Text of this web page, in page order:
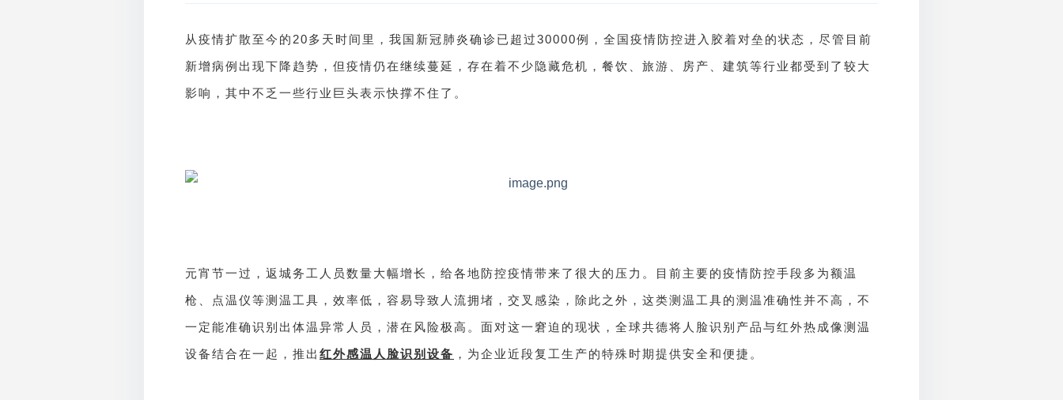
从疫情扩散至今的 20多天时间里， 我国新冠肺炎确诊已超过30000例， 全国疫情防控进入胶着对垒的状态，尽管目前
新增病例出现下降趋势，但疫情仍在继续蔓延，存在着不少隐藏危机，餐饮、旅游、房产、建筑等行业都受到了较大
影响，其中不乏一些行业巨头表示快撑不住了。
元宵节一过，返城务工人员数量大幅增长，给各地防控疫情带来了很大的压力。目前主要的疫情防控手段多为额温
枪、点温仪等测温工具，效率低，容易导致人流拥堵，交叉感染，除此之外，这类测温工具的测温准确性并不高，不
一定能准确识别出体温异常人员，潜在风险极高。面对这一窘迫的现状，全球共德将人脸识别产品与红外热成像测温
设备结合在一起，推出 红外感温人脸识别设备 ，为企业近段复工生产的特殊时期提供安全和便捷。